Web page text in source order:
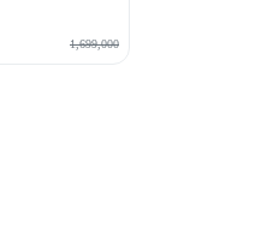
1,699,000